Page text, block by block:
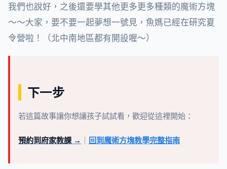
我們也說好，之後還要學其他更多更多種類的魔術方塊
～～大家，要不要一起夢想一號見，魚媽已經在研究夏
令營啦！（北中南地區都有開設喔～）
下一步
若這篇故事讓你想讓孩子試試看，歡迎從這裡開始：
預約到府家教課 → 回到魔術方塊教學完整指南